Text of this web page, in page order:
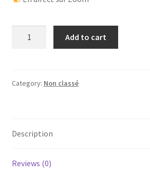
2
Add to cart
Category: Non classé
Description
Reviews (0)